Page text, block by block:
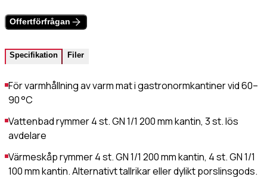
Offertförfrågan
Specifikation Filer
För varmhållning av varm mat i gastronormkantiner vid 60–
90 °C
Vattenbad rymmer 4 st. GN 1/1 200 mm kantin, 3 st. lös
avdelare
Värmeskåp rymmer 4 st. GN 1/1 200 mm kantin, 4 st. GN 1/1
100 mm kantin. Alternativt tallrikar eller dylikt porslinsgods.